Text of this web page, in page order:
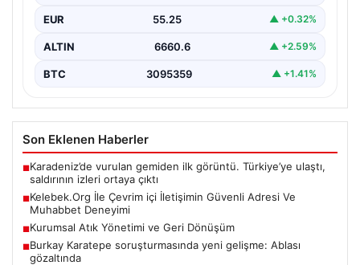
EUR 55.25 ▲ +0.32%
ALTIN 6660.6 ▲ +2.59%
BTC 3095359 ▲ +1.41%
Son Eklenen Haberler
■Karadeniz’de vurulan gemiden ilk görüntü. Türkiye’ye ulaştı,
saldırının izleri ortaya çıktı
■Kelebek.Org İle Çevrim içi İletişimin Güvenli Adresi Ve
Muhabbet Deneyimi
■Kurumsal Atık Yönetimi ve Geri Dönüşüm
■Burkay Karatepe soruşturmasında yeni gelişme: Ablası
gözaltında